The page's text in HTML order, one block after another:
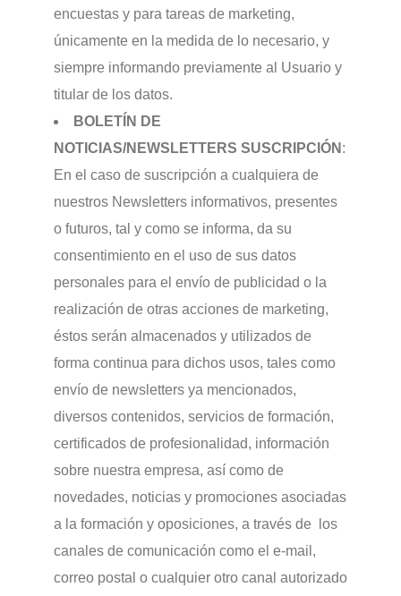
encuestas y para tareas de marketing,
únicamente en la medida de lo necesario, y
siempre informando previamente al Usuario y
titular de los datos.
BOLETÍN DE
NOTICIAS/NEWSLETTERS SUSCRIPCIÓN :
En el caso de suscripción a cualquiera de
nuestros Newsletters informativos, presentes
o futuros, tal y como se informa, da su
consentimiento en el uso de sus datos
personales para el envío de publicidad o la
realización de otras acciones de marketing,
éstos serán almacenados y utilizados de
forma continua para dichos usos, tales como
envío de newsletters ya mencionados,
diversos contenidos, servicios de formación,
certificados de profesionalidad, información
sobre nuestra empresa, así como de
novedades, noticias y promociones asociadas
a la formación y oposiciones, a través de los
canales de comunicación como el e-mail,
correo postal o cualquier otro canal autorizado